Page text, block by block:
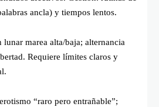
ancla) y tiempos lentos.
lunar marea alta/baja; alternancia
Requiere límites claros y
erotismo “raro pero entrañable”;